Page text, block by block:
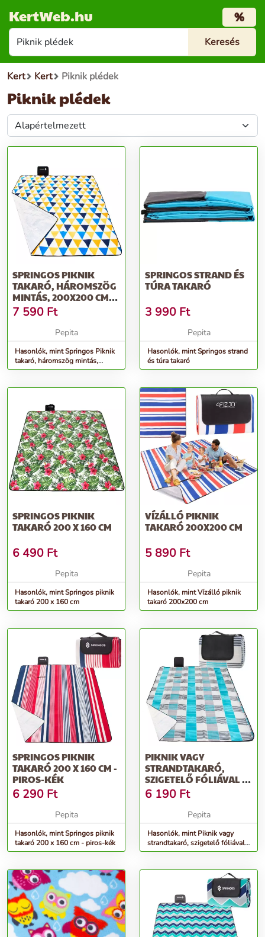
KertWeb.hu %
Kert Kert Piknik plédek
Piknik plédek
SPRINGOS PIKNIK
TAKARÓ, HÁROMSZÖG
MINTÁS, 200X200 CM-
ES PIKNIK PLÉD
7 590 Ft
Pepita
Hasonlók, mint Springos Piknik
takaró, háromszög mintás,
200x200 cm-es piknik pléd
SPRINGOS STRAND ÉS
TÚRA TAKARÓ
3 990 Ft
Pepita
Hasonlók, mint Springos strand
és túra takaró
SPRINGOS PIKNIK
TAKARÓ 200 X 160 CM
6 490 Ft
Pepita
Hasonlók, mint Springos piknik
takaró 200 x 160 cm
VÍZÁLLÓ PIKNIK
TAKARÓ 200X200 CM
5 890 Ft
Pepita
Hasonlók, mint Vízálló piknik
takaró 200x200 cm
SPRINGOS PIKNIK
TAKARÓ 200 X 160 CM -
PIROS-KÉK
6 290 Ft
Pepita
Hasonlók, mint Springos piknik
takaró 200 x 160 cm - piros-kék
PIKNIK VAGY
STRANDTAKARÓ,
SZIGETELŐ FÓLIÁVAL ÉS
FOGANTYÚVAL, 150X...
6 190 Ft
Pepita
Hasonlók, mint Piknik vagy
strandtakaró, szigetelő fóliával
és fogantyúval, 150x...